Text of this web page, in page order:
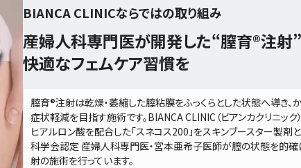
BIANCA CLINICならではの取り組み
産婦人科専門医が開発した“膣育®注射
快適なフェムケア習慣を
膣育®注射は乾燥・萎縮した膣粘膜をふっくらとした状態へ導き、
症状軽減を目指す施術です。BIANCA CLINIC（ビアンカクリニック
ヒアルロン酸を配合した「スネコス200」をスキンブースター製剤
科学会認定 産婦人科専門医・宮本亜希子医師が膣の状態を的確
射の施術を行っています。